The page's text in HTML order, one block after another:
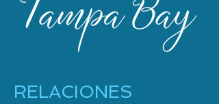
RELACIONES